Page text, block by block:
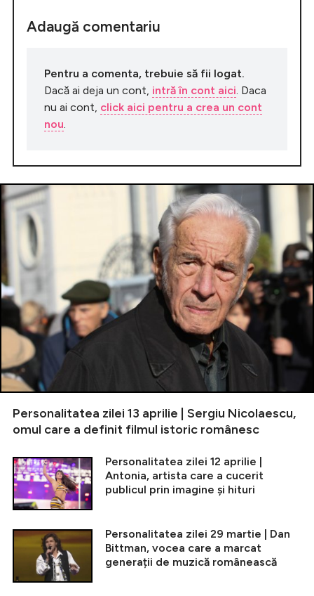
Adaugă comentariu
Pentru a comenta, trebuie să fii logat.
Dacă ai deja un cont, intră în cont aici . Daca
nu ai cont, click aici pentru a crea un cont
nou
Personalitatea zilei 13 aprilie | Sergiu Nicolaescu,
omul care a definit filmul istoric românesc
Personalitatea zilei 12 aprilie |
Antonia, artista care a cucerit
publicul prin imagine și hituri
Personalitatea zilei 29 martie | Dan
Bittman, vocea care a marcat
generații de muzică românească